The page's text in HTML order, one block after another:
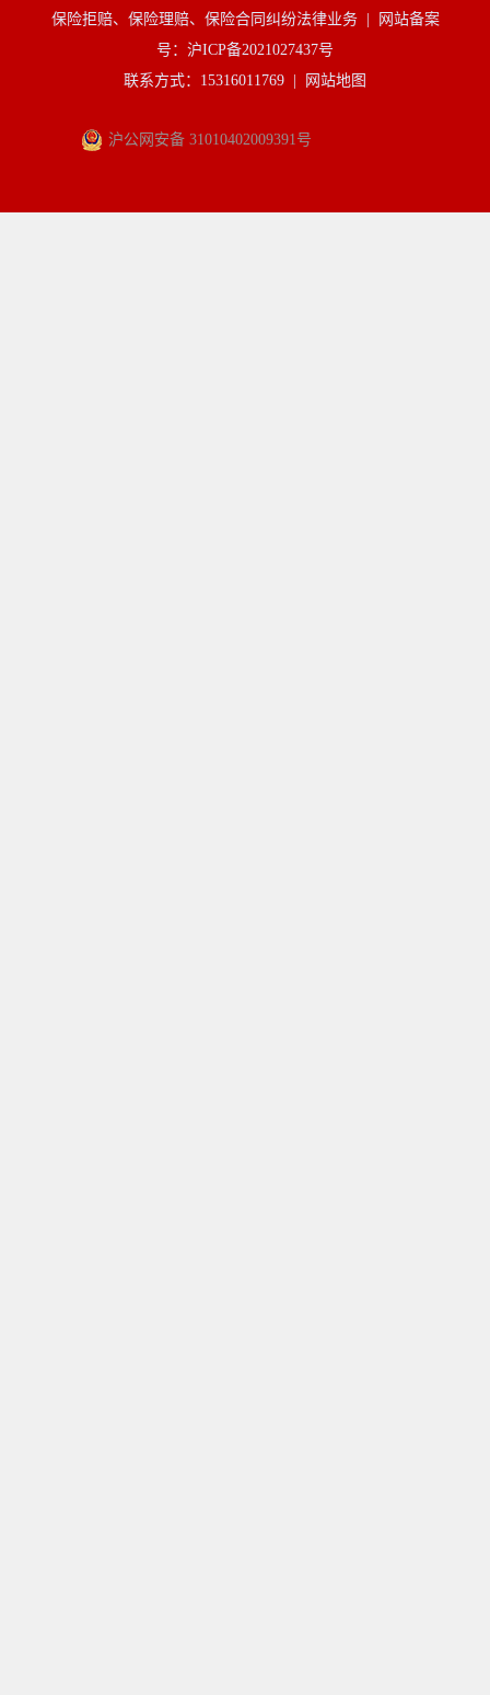
保险拒赔、保险理赔、保险合同纠纷法律业务 |
网站备案
号：沪ICP备2021027437号
联系方式：15316011769 |
网站地图
沪公网安备 31010402009391号